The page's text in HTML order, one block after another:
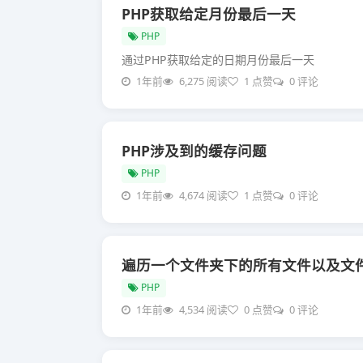
PHP获取给定月份最后一天
PHP
通过PHP获取给定的日期月份最后一天
1年前 6,275 阅读 1 点赞 0 评论
PHP涉及到的缓存问题
PHP
1年前 4,674 阅读 1 点赞 0 评论
遍历一个文件夹下的所有文件以及文
PHP
1年前 4,534 阅读 0 点赞 0 评论